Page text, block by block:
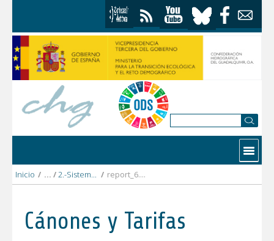
Contactar
Inicio / 2.-Sistema_Guadalquivir_alto / report_6.- TUA Guadalmena 2021.pdf
Cánones y Tarifas